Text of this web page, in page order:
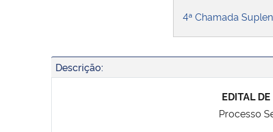
4ª Chamada
Descrição:
EDITAL
Processo